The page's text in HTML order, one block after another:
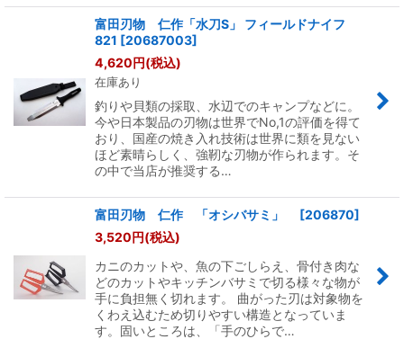
富田刃物 仁作「水刀S」 フィールドナイフ
821 [20687003]
4,620円(税込)
在庫あり
釣りや貝類の採取、水辺でのキャンプなどに。
今や日本製品の刃物は世界でNo,1の評価を得て
おり、国産の焼き入れ技術は世界に類を見ない
ほど素晴らしく、強靭な刃物が作られます。そ
の中で当店が推奨する…
富田刃物 仁作 「オシバサミ」 [206870]
3,520円(税込)
カニのカットや、魚の下ごしらえ、骨付き肉な
どのカットやキッチンバサミで切る様々な物が
手に負担無く切れます。 曲がった刃は対象物を
くわえ込むため切りやすい構造となっていま
す。固いところは、「手のひらで…